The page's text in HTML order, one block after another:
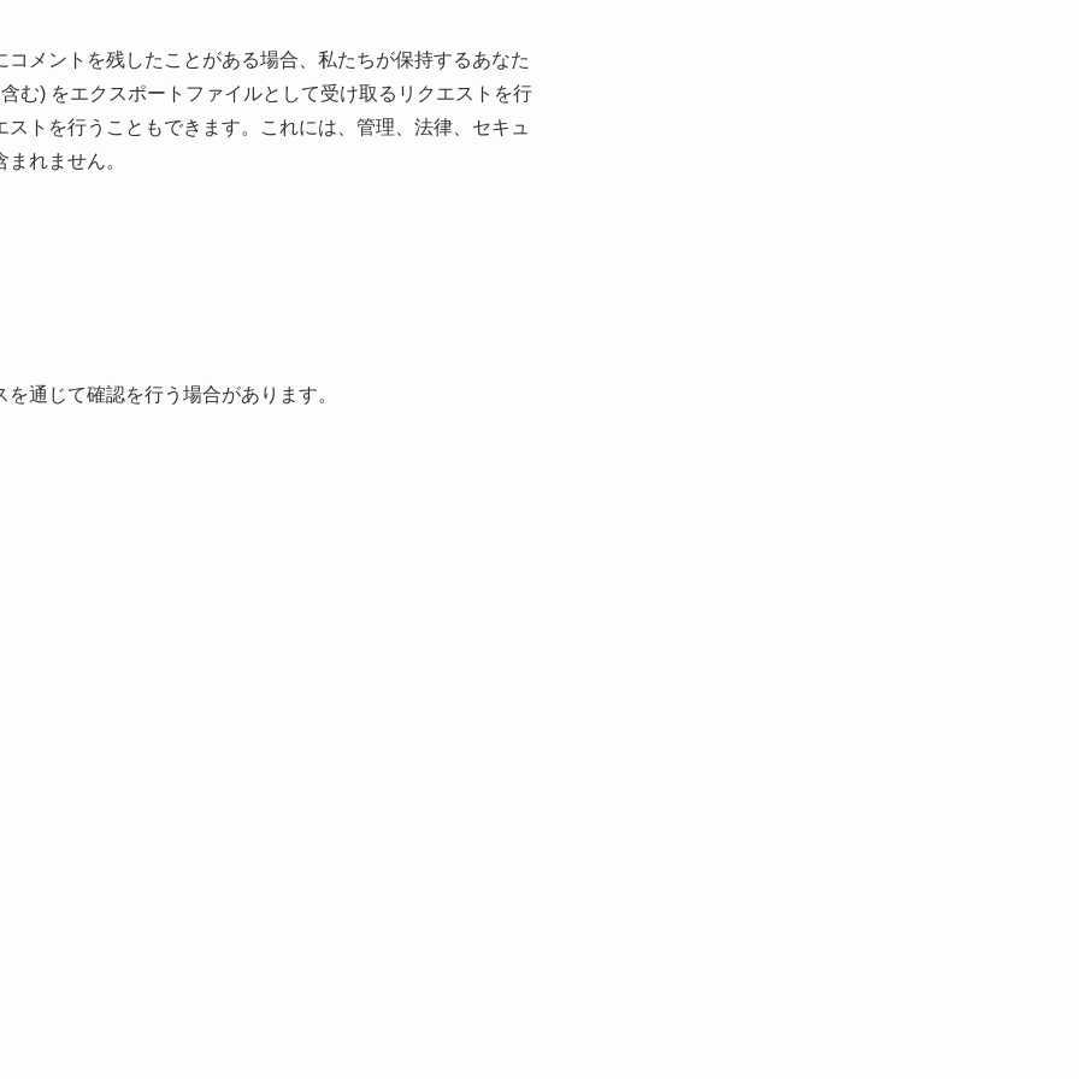
メントを残したことがある場合、私たちが保持するあなた
む) をエクスポートファイルとして受け取るリクエストを行
トを行うこともできます。これには、管理、法律、セキュ
れません。
通じて確認を行う場合があります。